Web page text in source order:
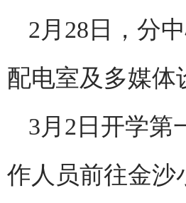
2月28日，分
配电室及多媒体
3月2日开学第
作人员前往金沙